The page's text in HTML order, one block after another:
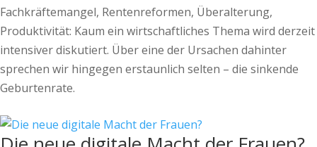
Fachkräftemangel, Rentenreformen, Überalterung,
Produktivität: Kaum ein wirtschaftliches Thema wird derzeit
intensiver diskutiert. Über eine der Ursachen dahinter
sprechen wir hingegen erstaunlich selten – die sinkende
Geburtenrate.